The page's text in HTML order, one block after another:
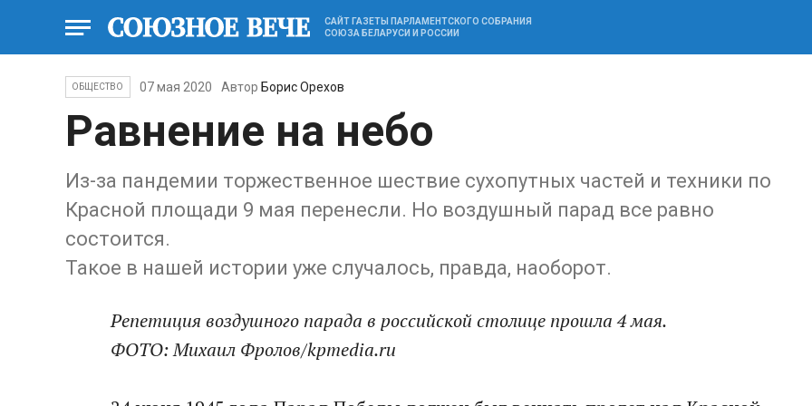
САЙТ ГАЗЕТЫ ПАРЛАМЕНТСКОГО СОБРАНИЯ
СОЮЗА БЕЛАРУСИ И РОССИИ
ОБЩЕСТВО 07 мая 2020 Автор Борис Орехов
Равнение на небо
Из-за пандемии торжественное шествие сухопутных частей и техники по
Красной площади 9 мая перенесли. Но воздушный парад все равно
состоится.
Такое в нашей истории уже случалось, правда, наоборот.
Репетиция воздушного парада в российской столице прошла 4 мая.
ФОТО: Михаил Фролов/kpmedia.ru